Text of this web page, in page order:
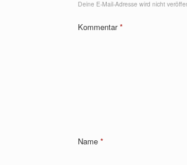
Deine E-Mail-Adresse wird nicht
Kommentar*
Name *